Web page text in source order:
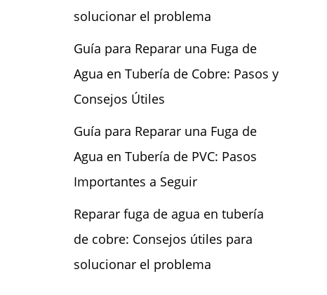
solucionar el problema
Guía para Reparar una Fuga de
Agua en Tubería de Cobre: Pasos y
Consejos Útiles
Guía para Reparar una Fuga de
Agua en Tubería de PVC: Pasos
Importantes a Seguir
Reparar fuga de agua en tubería
de cobre: Consejos útiles para
solucionar el problema